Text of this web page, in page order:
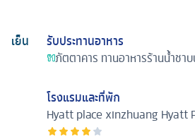
เย็น
รับประทานอาหาร
ภัตตาคาร ทานอาหารร้านน้ำชา
โรงแรมและที่พัก
Hyatt place xinzhuang Hyatt